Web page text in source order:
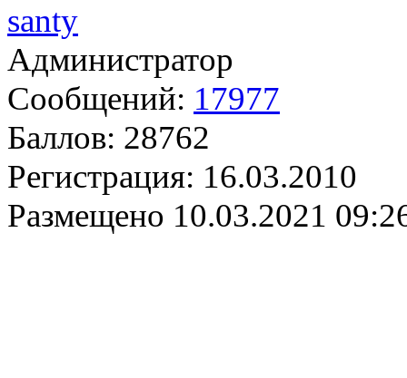
santy
Администратор
Сообщений: 17977
Баллов: 28762
Регистрация: 16.03.2010
Размещено 10.03.2021